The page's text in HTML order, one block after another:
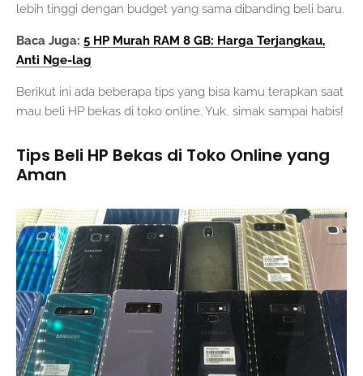
lebih tinggi dengan budget yang sama dibanding beli baru.
Baca Juga: 5 HP Murah RAM 8 GB: Harga Terjangkau,
Anti Nge-lag
Berikut ini ada beberapa tips yang bisa kamu terapkan saat
mau beli HP bekas di toko online. Yuk, simak sampai habis!
Tips Beli HP Bekas di Toko Online yang
Aman